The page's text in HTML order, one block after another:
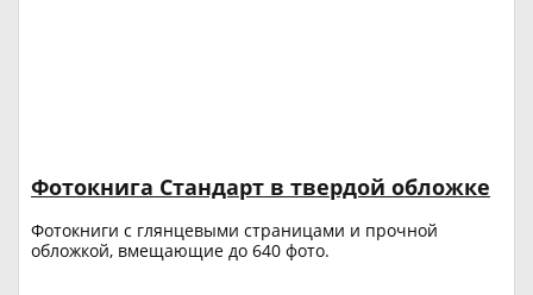
Фотокнига Стандарт в твердой обложке
Фотокниги с глянцевыми страницами и прочной
обложкой, вмещающие до 640 фото.